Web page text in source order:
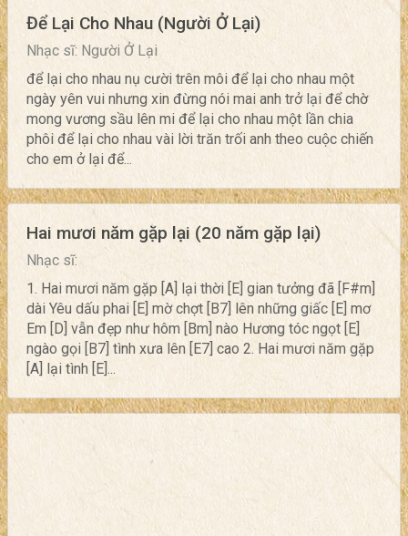
Để Lại Cho Nhau (Người Ở Lại)
Nhạc sĩ: Người Ở Lại
để lại cho nhau nụ cười trên môi để lại cho nhau một
ngày yên vui nhưng xin đừng nói mai anh trở lại để chờ
mong vương sầu lên mi để lại cho nhau một lần chia
phôi để lại cho nhau vài lời trăn trối anh theo cuộc chiến
cho em ở lại để...
Hai mươi năm gặp lại (20 năm gặp lại)
Nhạc sĩ:
1. Hai mươi năm gặp [A] lại thời [E] gian tưởng đã [F#m]
dài Yêu dấu phai [E] mờ chợt [B7] lên những giấc [E] mơ
Em [D] vẫn đẹp như hôm [Bm] nào Hương tóc ngọt [E]
ngào gọi [B7] tình xưa lên [E7] cao 2. Hai mươi năm gặp
[A] lại tình [E]...